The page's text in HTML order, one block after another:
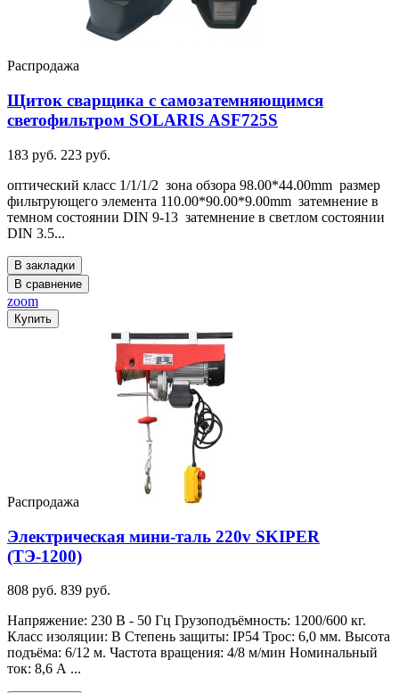
Распродажа
Щиток сварщика с самозатемняющимся
светофильтром SOLARIS ASF725S
183 руб. 223 руб.
оптический класс 1/1/1/2 зона обзора 98.00*44.00mm размер
фильтрующего элемента 110.00*90.00*9.00mm затемнение в
темном состоянии DIN 9-13 затемнение в светлом состоянии
DIN 3.5...
В закладки
В сравнение
zoom
Купить
Распродажа
Электрическая мини-таль 220v SKIPER
(ТЭ-1200)
808 руб. 839 руб.
Напряжение: 230 В - 50 Гц Грузоподъёмность: 1200/600 кг.
Класс изоляции: B Степень защиты: IP54 Трос: 6,0 мм. Высота
подъёма: 6/12 м. Частота вращения: 4/8 м/мин Номинальный
ток: 8,6 А ...